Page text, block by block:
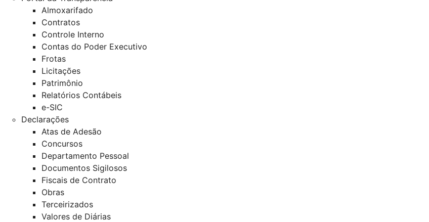
Almoxarifado
Contratos
Controle Interno
Contas do Poder Executivo
Frotas
Licitações
Patrimônio
Relatórios Contábeis
e-SIC
Declarações
Atas de Adesão
Concursos
Departamento Pessoal
Documentos Sigilosos
Fiscais de Contrato
Obras
Terceirizados
Valores de Diárias